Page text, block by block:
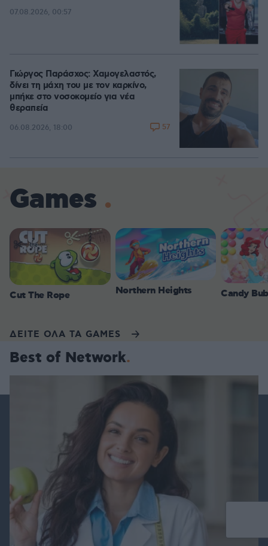
07.08.2026, 00:57
Γιώργος Παράσχος: Χαμογελαστός,
δίνει τη μάχη του με τον καρκίνο,
μπήκε στο νοσοκομείο για νέα
θεραπεία
06.08.2026, 18:00 57
Games
Cut The Rope Northern Heights Candy
ΔΕΙΤΕ ΟΛΑ ΤΑ GAMES
Best of Network